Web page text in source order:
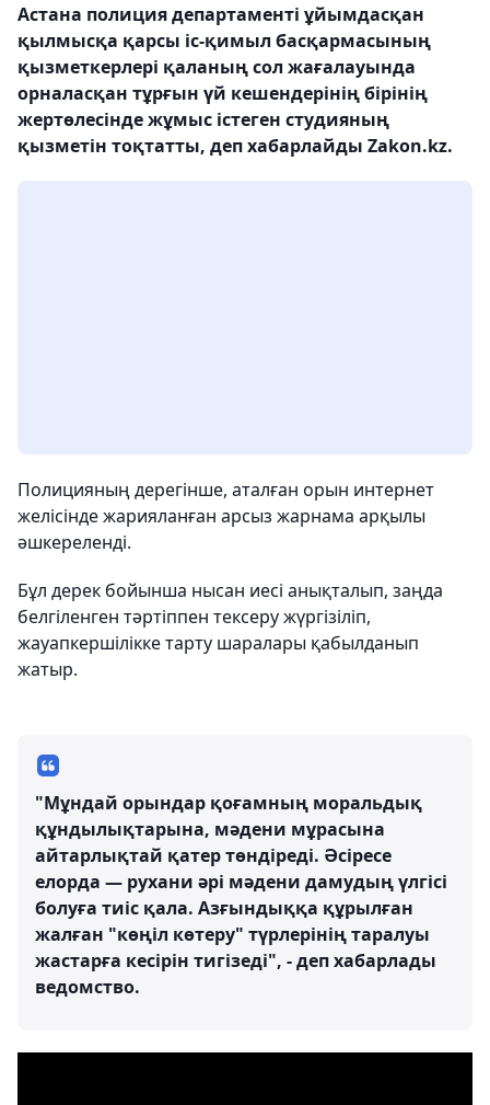
Астана полиция департаменті ұйымдасқан
қылмысқа қарсы іс-қимыл басқармасының
қызметкерлері қаланың сол жағалауында
орналасқан тұрғын үй кешендерінің бірінің
жертөлесінде жұмыс істеген студияның
қызметін тоқтатты, деп хабарлайды Zakon.kz.
Полицияның дерегінше, аталған орын интернет
желісінде жарияланған арсыз жарнама арқылы
әшкереленді.
Бұл дерек бойынша нысан иесі анықталып, заңда
белгіленген тәртіппен тексеру жүргізіліп,
жауапкершілікке тарту шаралары қабылданып
жатыр.
"Мұндай орындар қоғамның моральдық
құндылықтарына, мәдени мұрасына
айтарлықтай қатер төндіреді. Әсіресе
елорда — рухани әрі мәдени дамудың үлгісі
болуға тиіс қала. Азғындыққа құрылған
жалған "көңіл көтеру" түрлерінің таралуы
жастарға кесірін тигізеді", - деп хабарлады
ведомство.